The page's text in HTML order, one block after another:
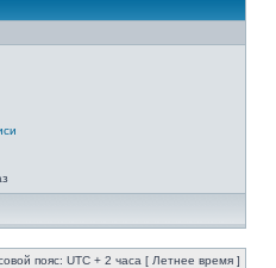
пояс: UTC + 2 часа [ Летнее время ]